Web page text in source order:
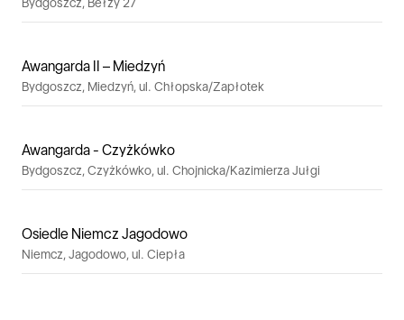
Awangarda II – Miedzyń
Bydgoszcz, Miedzyń, ul. Chłopska/Zapłotek
Awangarda - Czyżkówko
Bydgoszcz, Czyżkówko, ul. Chojnicka/Kazimierza Jułgi
Osiedle Niemcz Jagodowo
Niemcz, Jagodowo, ul. Ciepła